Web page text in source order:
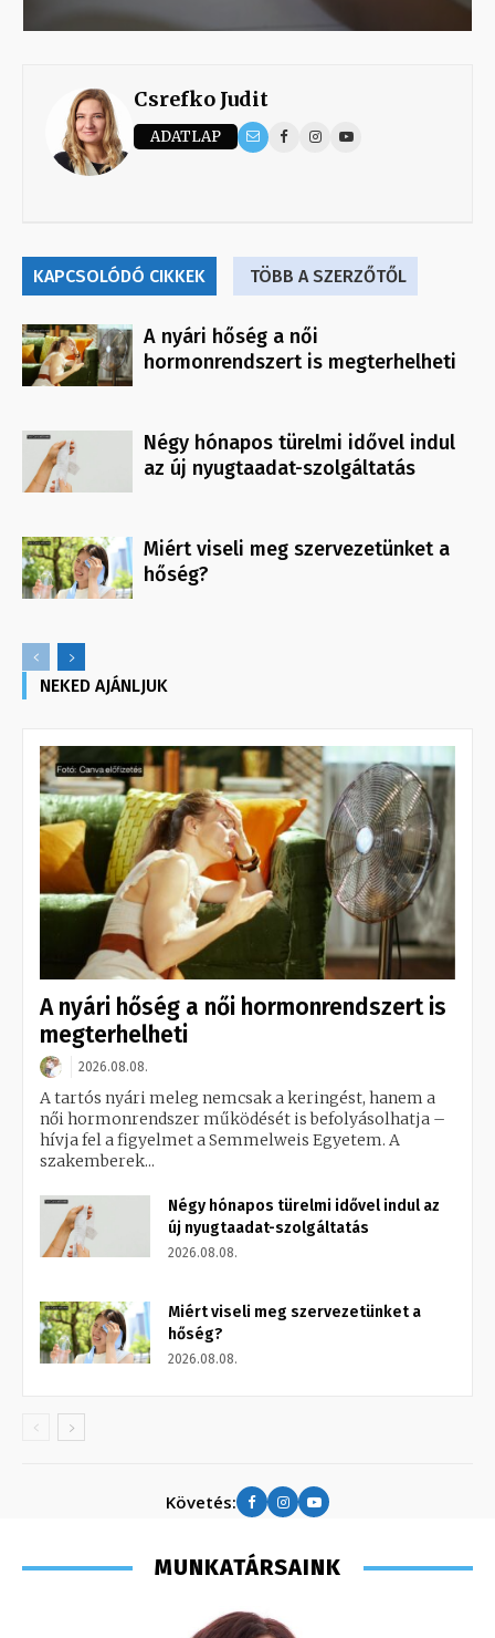
Csrefko Judit
ADATLAP
KAPCSOLÓDÓ CIKKEK TÖBB A SZERZŐTŐL
A nyári hőség a női
hormonrendszert is megterhelheti
Négy hónapos türelmi idővel indul
az új nyugtaadat-szolgáltatás
Miért viseli meg szervezetünket a
hőség?
NEKED AJÁNLJUK
A nyári hőség a női hormonrendszert is
megterhelheti
2026.08.08.
A tartós nyári meleg nemcsak a keringést, hanem a
női hormonrendszer működését is befolyásolhatja –
hívja fel a figyelmet a Semmelweis Egyetem. A
szakemberek...
Négy hónapos türelmi idővel indul az
új nyugtaadat-szolgáltatás
2026.08.08.
Miért viseli meg szervezetünket a
hőség?
2026.08.08.
Követés:
MUNKATÁRSAINK